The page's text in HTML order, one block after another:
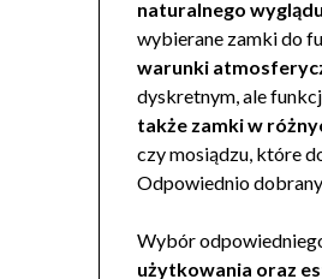
naturalnego
wybierane zamki do
warunki
dyskretnym, ale
także zamki w
czy mosiądzu, które
Odpowiednio
Wybór
użytkowania oraz